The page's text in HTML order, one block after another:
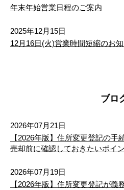
年末年始営業日程のご案内
2025年12月15日
12月16日(火)営業時間短縮のお
ブロ
2026年07月21日
【2026年版】住所変更登記の手
売却前に確認しておきたいポイン
2026年07月19日
【2026年版】住所変更登記が義